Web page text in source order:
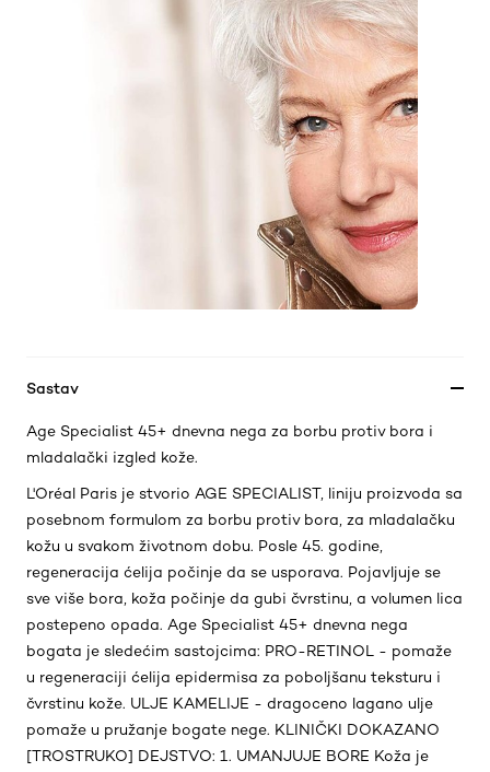
Sastav
Age Specialist 45+ dnevna nega za borbu protiv bora i
mladalački izgled kože.
L'Oréal Paris je stvorio AGE SPECIALIST, liniju proizvoda sa
posebnom formulom za borbu protiv bora, za mladalačku
kožu u svakom životnom dobu. Posle 45. godine,
regeneracija ćelija počinje da se usporava. Pojavljuje se
sve više bora, koža počinje da gubi čvrstinu, a volumen lica
postepeno opada. Age Specialist 45+ dnevna nega
bogata je sledećim sastojcima: PRO-RETINOL - pomaže
u regeneraciji ćelija epidermisa za poboljšanu teksturu i
čvrstinu kože. ULJE KAMELIJE - dragoceno lagano ulje
pomaže u pružanje bogate nege. KLINIČKI DOKAZANO
[TROSTRUKO] DEJSTVO: 1. UMANJUJE BORE Koža je